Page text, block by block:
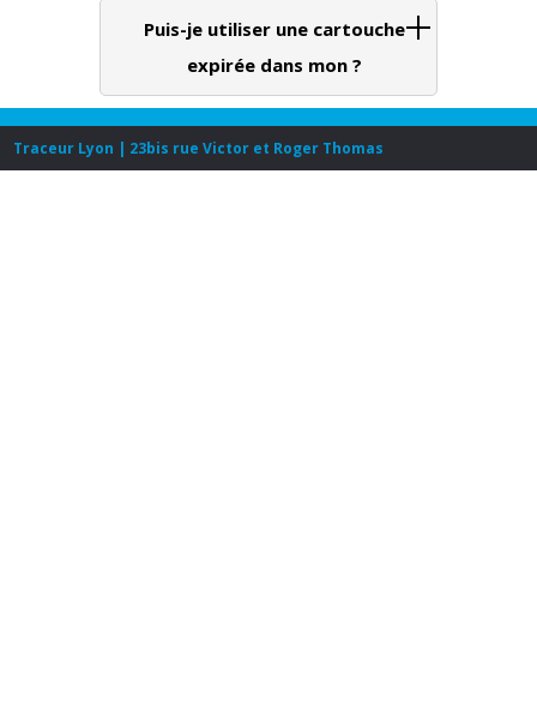
Puis-je utiliser une cartouche
expirée dans mon ?
Traceur Lyon | 23bis rue Victor et Roger Thomas